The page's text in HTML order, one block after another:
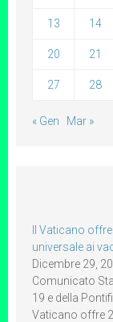
13 14
20 21
27 28
« Gen Mar »
Il Vaticano
universale ai
Dicembre 29,
Comunicato
19 e della
Vaticano offre